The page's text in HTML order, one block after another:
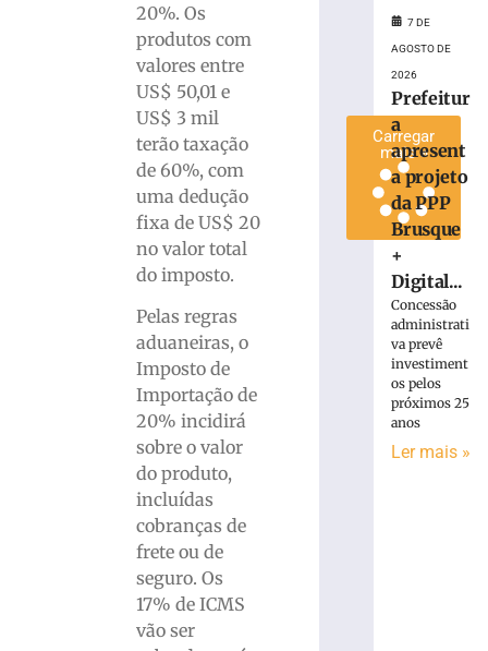
20%. Os
produtos com
valores entre
US$ 50,01 e
US$ 3 mil
terão taxação
de 60%, com
uma dedução
fixa de US$ 20
no valor total
do imposto.
Pelas regras
aduaneiras, o
Imposto de
Importação de
20% incidirá
sobre o valor
do produto,
incluídas
cobranças de
frete ou de
seguro. Os
17% de ICMS
vão ser
Carregar
mais »
7 DE
AGOSTO DE
2026
Prefeitur
a
apresent
a projeto
da PPP
Brusque
+
Digital...
Concessão
administrati
va prevê
investiment
os pelos
próximos 25
anos
Ler mais »